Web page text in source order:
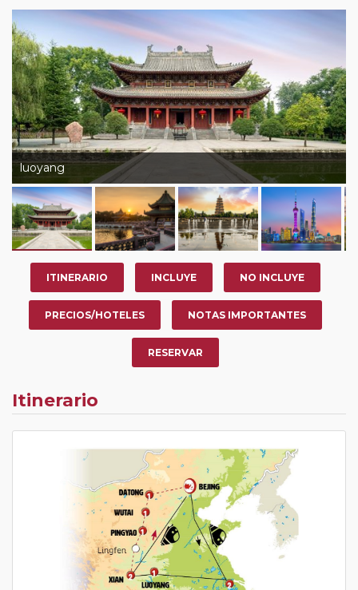
nuestro Club de Pasajeros (cuya obtención se realiza
tras rellenar el cuestionario de satisfacción en "Mi viaje")
o los que estén en luna de miel contarán con un
descuento del 5%.
luoyang
ITINERARIO INCLUYE NO INCLUYE
PRECIOS/HOTELES NOTAS IMPORTANTES
RESERVAR
Itinerario